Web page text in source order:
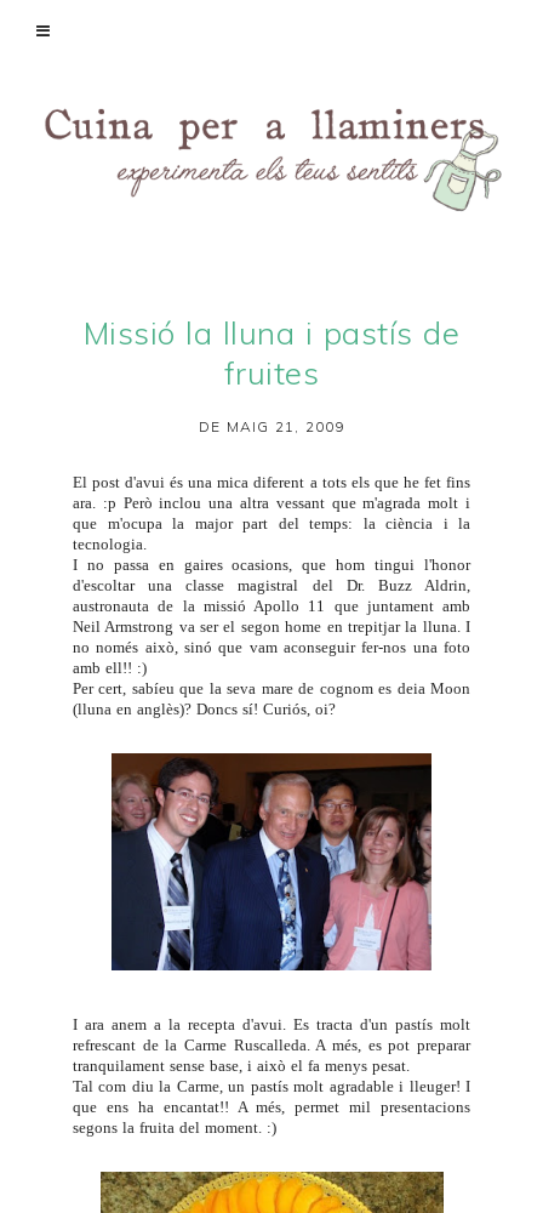
Missió la lluna i pastís de
fruites
DE MAIG 21, 2009
El post d'avui és una mica diferent a tots els que he fet fins
ara. :p Però inclou una altra vessant que m'agrada molt i
que m'ocupa la major part del temps: la ciència i la
tecnologia.
I no passa en gaires ocasions, que hom tingui l'honor
d'escoltar una classe magistral del Dr. Buzz Aldrin
austronauta de la missió Apollo 11
que juntament amb
Neil Armstrong va ser el segon home en trepitjar la lluna. I
no només això, sinó que vam aconseguir fer-nos una foto
amb ell!! :)
Per cert, sabíeu que la seva mare de cognom es deia Moon
(lluna en anglès)? Doncs sí! Curiós, oi?
I ara anem a la recepta d'avui. Es tracta d'un pastís molt
refrescant de la Carme Ruscalleda. A més, es pot preparar
tranquilament sense base, i això el fa menys pesat.
Tal com diu la Carme, un pastís molt agradable i lleuger! I
que ens ha encantat!! A més, permet mil presentacions
segons la fruita del moment. :)